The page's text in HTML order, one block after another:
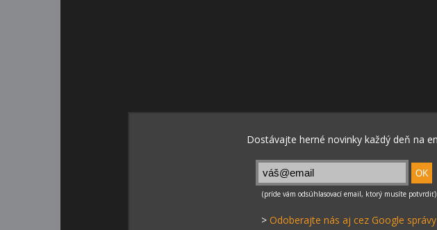
> Odoberajte nás aj cez Google správy